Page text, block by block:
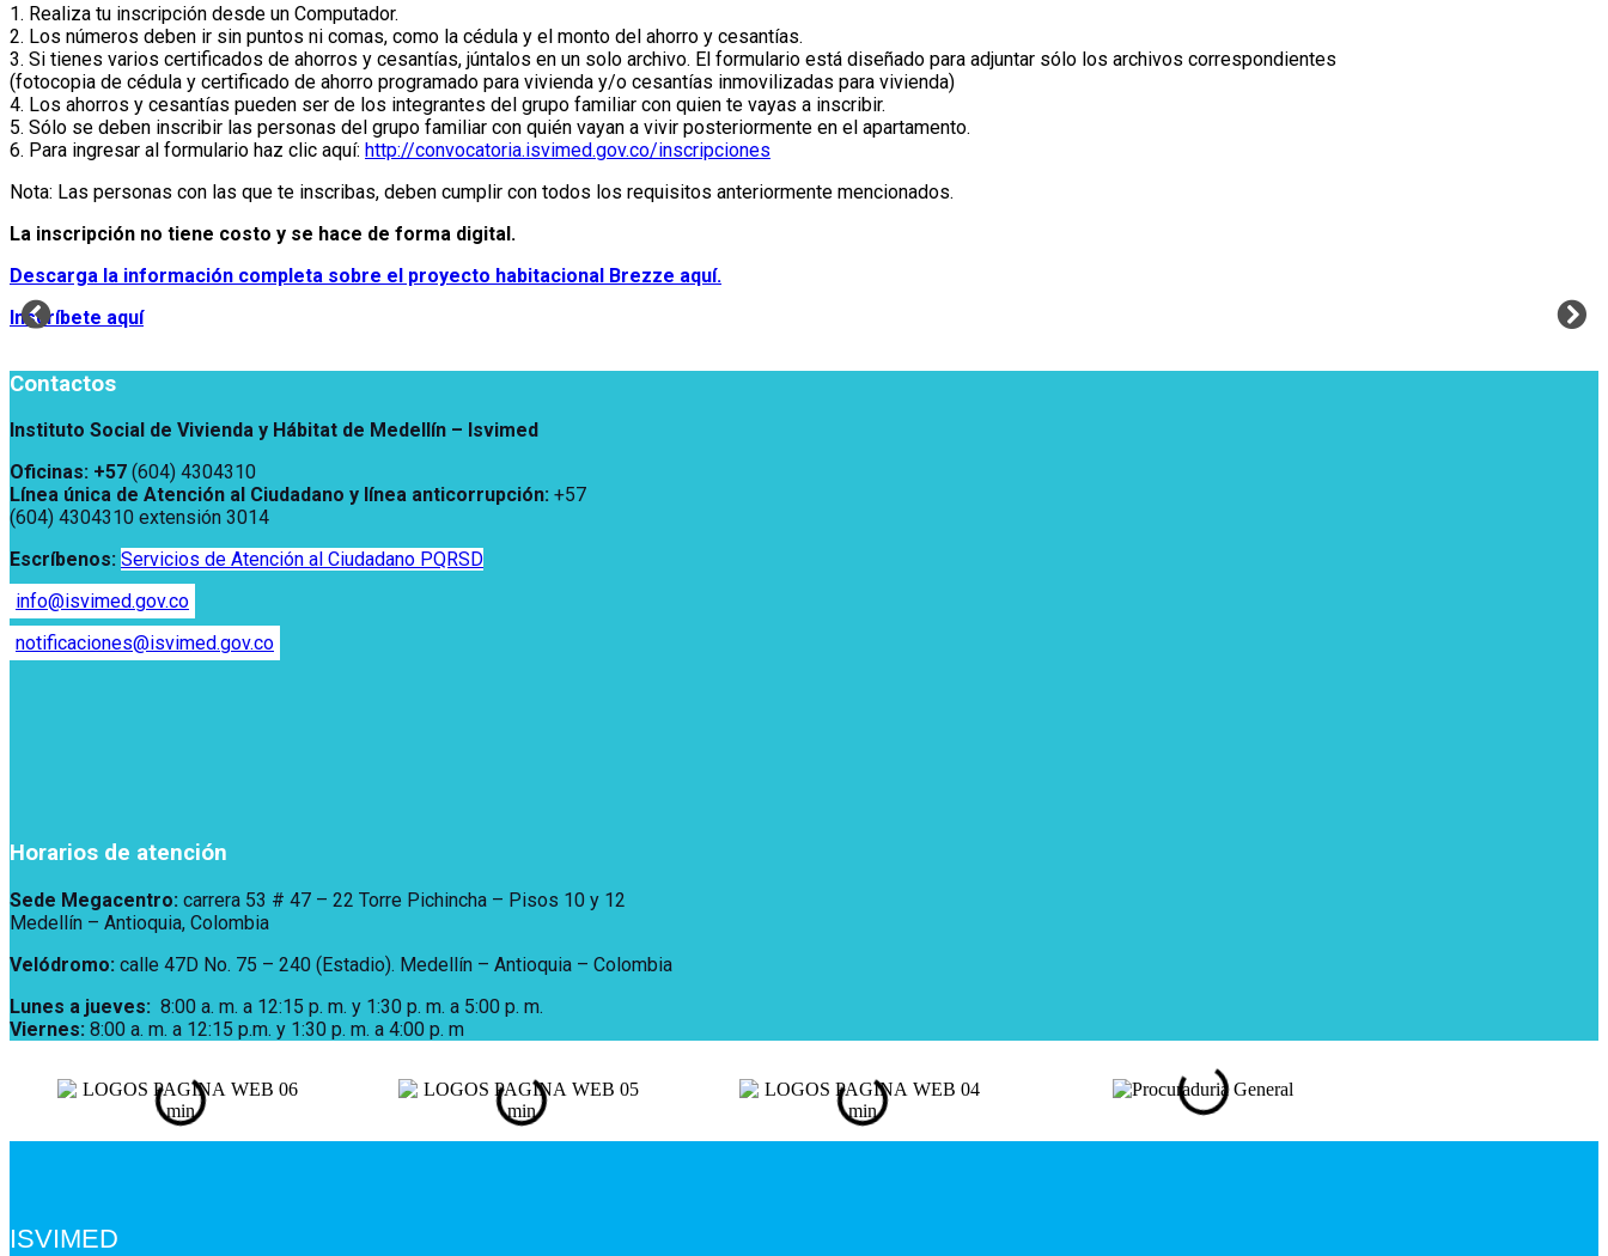
1. Realiza tu inscripción desde un Computador.
2. Los números deben ir sin puntos ni comas, como la cédula y el monto del ahorro y cesantías.
3. Si tienes varios certificados de ahorros y cesantías, júntalos en un solo archivo. El formulario está diseñado para adjuntar sólo los archivos correspondientes
(fotocopia de cédula y certificado de ahorro programado para vivienda y/o cesantías inmovilizadas para vivienda)
4. Los ahorros y cesantías pueden ser de los integrantes del grupo familiar con quien te vayas a inscribir.
5. Sólo se deben inscribir las personas del grupo familiar con quién vayan a vivir posteriormente en el apartamento.
6. Para ingresar al formulario haz clic aquí: http://convocatoria.isvimed.gov.co/inscripciones
Nota: Las personas con las que te inscribas, deben cumplir con todos los requisitos anteriormente mencionados.
La inscripción no tiene costo y se hace de forma digital.
Descarga la información completa sobre el proyecto habitacional Brezze aquí.
Inscríbete aquí
Contactos
Instituto Social de Vivienda y Hábitat de Medellín – Isvimed
Oficinas: +57 (604) 4304310
Línea única de Atención al Ciudadano y línea anticorrupción: +57
(604) 4304310 extensión 3014
Escríbenos: Servicios de Atención al Ciudadano PQRSD
info@isvimed.gov.co
notificaciones@isvimed.gov.co
Horarios de atención
Sede Megacentro: carrera 53 # 47 – 22 Torre Pichincha – Pisos 10 y 12
Medellín – Antioquia, Colombia
Velódromo: calle 47D No. 75 – 240 (Estadio). Medellín – Antioquia – Colombia
Lunes a jueves: 8:00 a. m. a 12:15 p. m. y 1:30 p. m. a 5:00 p. m.
Viernes: 8:00 a. m. a 12:15 p.m. y 1:30 p. m. a 4:00 p. m
ISVIMED